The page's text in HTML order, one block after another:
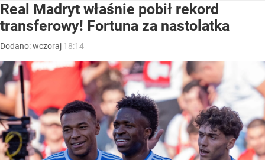
Real Madryt właśnie pobił rekord
transferowy! Fortuna za nastolatka
Dodano:wczoraj 18:14